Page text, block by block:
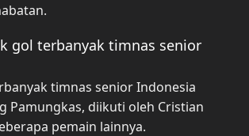
gol terbanyak timnas senior
timnas senior Indonesia
Pamungkas, diikuti oleh Cristian
pemain lainnya.